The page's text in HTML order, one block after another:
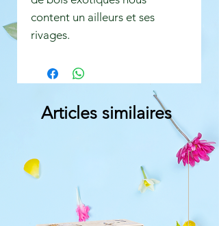
content un ailleurs et ses
rivages.
Articles similaires